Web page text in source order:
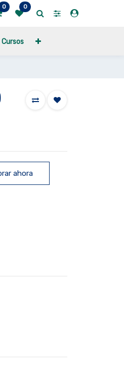
0 0
Cursos
ahora